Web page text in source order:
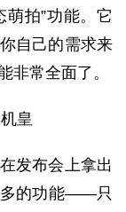
萌拍”功能。它
自己的需求来
非常全面了。
发布会上拿出
多的功能——只